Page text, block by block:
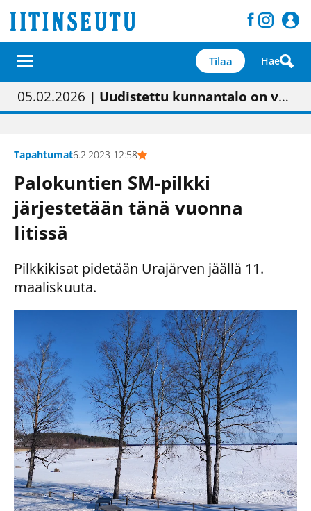
Tilaa Hae
01.02.2026 | Painon vaihtumisen pitäisi näkyä hieman parempana painojäljen laatuna lehdessä
05.02.2026 | Uudistettu kunnantalo on valoisa
23.04.2026 | “Olemme käynnistämässä uudelleen keskustavisiotyön”
09.05.2026| "Maalla on totuttu elämään omavaraisemmin kuin kaupungissa"
Tapahtumat6.2.2023 12:58
Palokuntien SM-pilkki
järjestetään tänä vuonna
Iitissä
Pilkkikisat pidetään Urajärven jäällä 11.
maaliskuuta.